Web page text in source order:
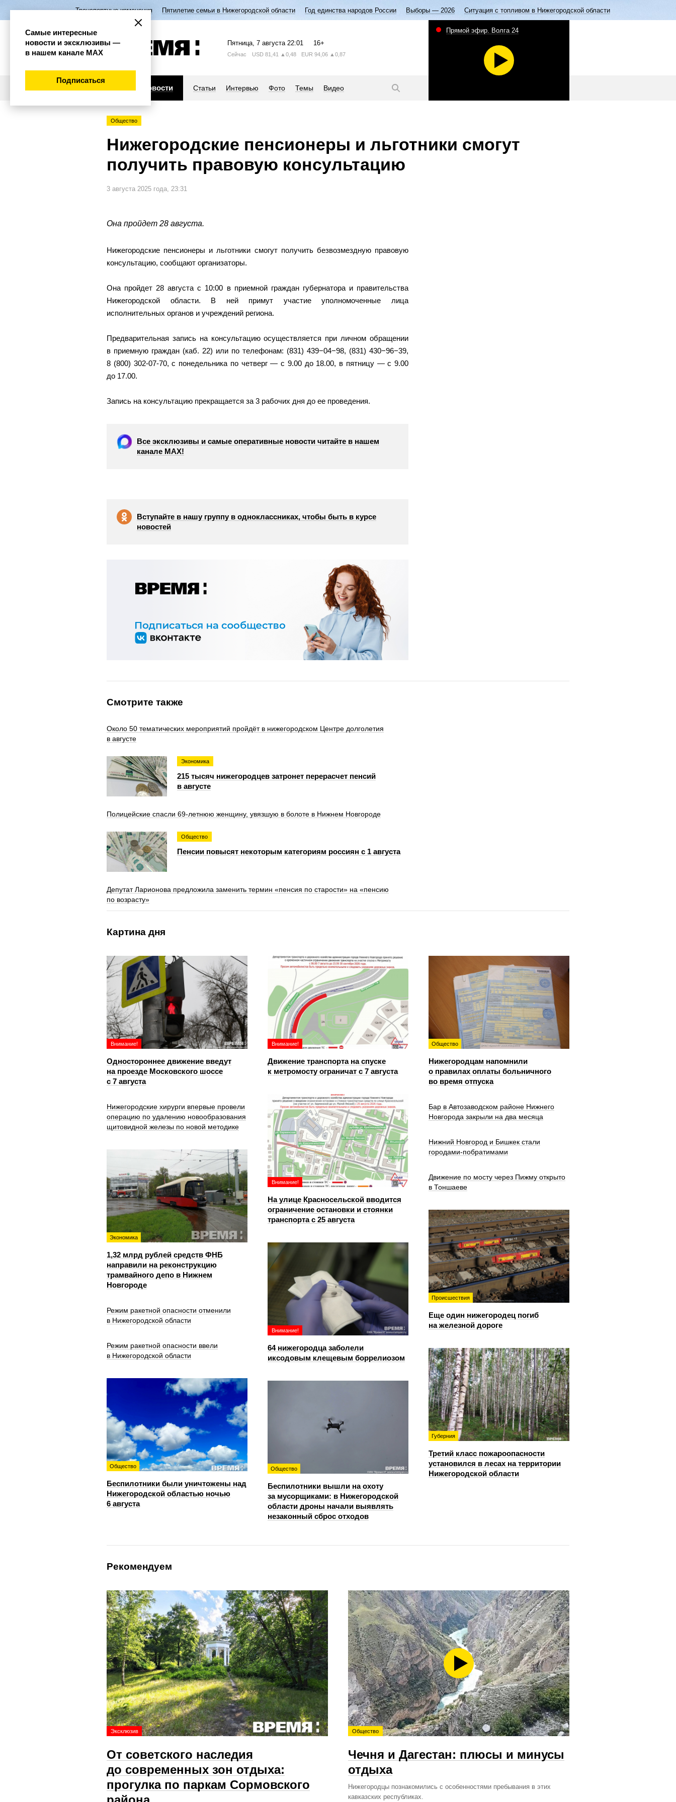
Транспортные изменения Пятилетие семьи в Нижегородской области Год единства народов России Выборы — 2026 Ситуация с топливом в Нижегородской области
Пятница, 7 августа 22:01 16+
Сейчас USD 81,41 ▲0,48 EUR 94,06 ▲0,87
Новости Статьи Интервью Фото Темы Видео
Прямой эфир. Волга 24
Общество
Нижегородские пенсионеры и льготники смогут
получить правовую консультацию
3 августа 2025 года, 23:31
Она пройдет 28 августа.
Нижегородские пенсионеры и льготники смогут получить безвозмездную правовую
консультацию, сообщают организаторы.
Она пройдет 28 августа с 10:00 в приемной граждан губернатора и правительства
Нижегородской области. В ней примут участие уполномоченные лица
исполнительных органов и учреждений региона.
Предварительная запись на консультацию осуществляется при личном обращении
в приемную граждан (каб. 22) или по телефонам: (831) 439−04−98, (831) 430−96−39,
8 (800) 302-07-70, с понедельника по четверг — с 9.00 до 18.00, в пятницу — с 9.00
до 17.00.
Запись на консультацию прекращается за 3 рабочих дня до ее проведения.
Все эксклюзивы и самые оперативные новости читайте в нашем
канале МАХ!
Вступайте в нашу группу в одноклассниках, чтобы быть в курсе
новостей
Смотрите также
Около 50 тематических мероприятий пройдёт в нижегородском Центре долголетия
в августе
Экономика
215 тысяч нижегородцев затронет перерасчет пенсий
в августе
Полицейские спасли 69-летнюю женщину, увязшую в болоте в Нижнем Новгороде
Общество
Пенсии повысят некоторым категориям россиян с 1 августа
Депутат Ларионова предложила заменить термин «пенсия по старости» на «пенсию
по возрасту»
Картина дня
Внимание!
Одностороннее движение введут
на проезде Московского шоссе
с 7 августа
Внимание!
Движение транспорта на спуске
к метромосту ограничат с 7 августа
Общество
Нижегородцам напомнили
о правилах оплаты больничного
во время отпуска
Внимание!
На улице Красносельской вводится
ограничение остановки и стоянки
транспорта с 25 августа
Нижегородские хирурги впервые провели
операцию по удалению новообразования
щитовидной железы по новой методике
Бар в Автозаводском районе Нижнего
Новгорода закрыли на два месяца
Нижний Новгород и Бишкек стали
городами-побратимами
Экономика
1,32 млрд рублей средств ФНБ
направили на реконструкцию
трамвайного депо в Нижнем
Новгороде
Движение по мосту через Пижму открыто
в Тоншаеве
Происшествия
Еще один нижегородец погиб
на железной дороге
Внимание!
64 нижегородца заболели
иксодовым клещевым боррелиозом
Режим ракетной опасности отменили
в Нижегородской области
Режим ракетной опасности ввели
в Нижегородской области
Губерния
Третий класс пожароопасности
установился в лесах на территории
Нижегородской области
Общество
Беспилотники были уничтожены над
Нижегородской областью ночью
6 августа
Общество
Беспилотники вышли на охоту
за мусорщиками: в Нижегородской
области дроны начали выявлять
незаконный сброс отходов
Рекомендуем
Эксклюзив
От советского наследия
до современных зон отдыха:
прогулка по паркам Сормовского
Общество
Чечня и Дагестан: плюсы и минусы
отдыха
Нижегородцы познакомились с особенностями пребывания в этих
кавказских республиках.
Самые интересные
новости и эксклюзивы —
в нашем канале МАХ
Подписаться